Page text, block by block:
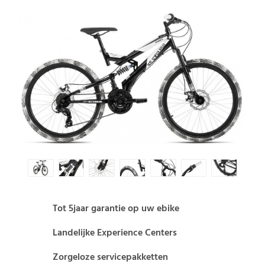
Tot 5jaar garantie op uw ebike
Landelijke Experience Centers
Zorgeloze servicepakketten